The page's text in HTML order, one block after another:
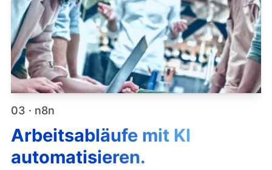
03 · n8n
Arbeitsabläufe mit KI
automatisieren.